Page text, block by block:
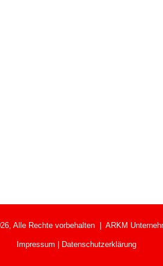
Alle Rechte vorbehalten | ARKM
Impressum | Datenschutzerklärung